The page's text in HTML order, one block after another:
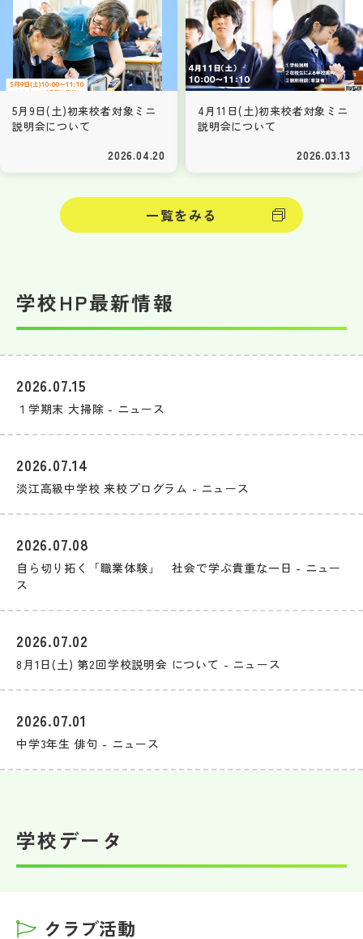
5月9日(土)初来校者対象ミニ
説明会について
2026.04.20
4月11日(土)初来校者対象ミニ
説明会について
2026.03.13
一覧をみる
学校HP最新情報
2026.07.15
１学期末 大掃除 - ニュース
2026.07.14
淡江高級中学校 来校プログラム - ニュース
2026.07.08
自ら切り拓く「職業体験」 社会で学ぶ貴重な一日 - ニュー
ス
2026.07.02
8月1日(土) 第2回学校説明会 について - ニュース
2026.07.01
中学3年生 俳句 - ニュース
学校データ
クラブ活動